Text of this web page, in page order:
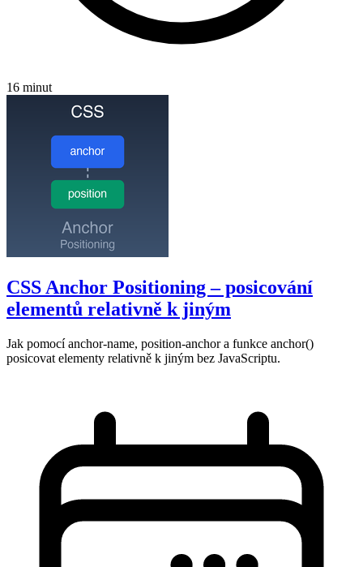
16 minut
CSS Anchor Positioning – posicování
elementů relativně k jiným
Jak pomocí anchor-name, position-anchor a funkce anchor()
posicovat elementy relativně k jiným bez JavaScriptu.